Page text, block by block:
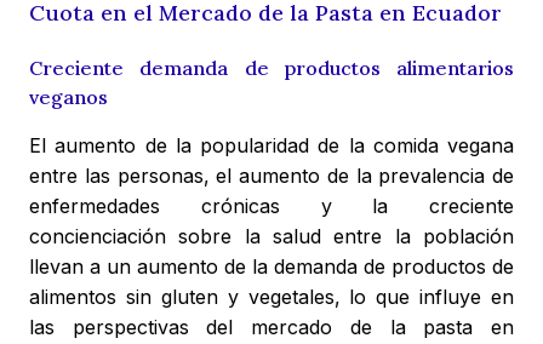
Cuota en el Mercado de la Pasta en Ecuador
Creciente demanda de productos alimentarios
veganos
El aumento de la popularidad de la comida vegana
entre las personas, el aumento de la prevalencia de
enfermedades crónicas y la creciente
concienciación sobre la salud entre la población
llevan a un aumento de la demanda de productos de
alimentos sin gluten y vegetales, lo que influye en
las perspectivas del mercado de la pasta en